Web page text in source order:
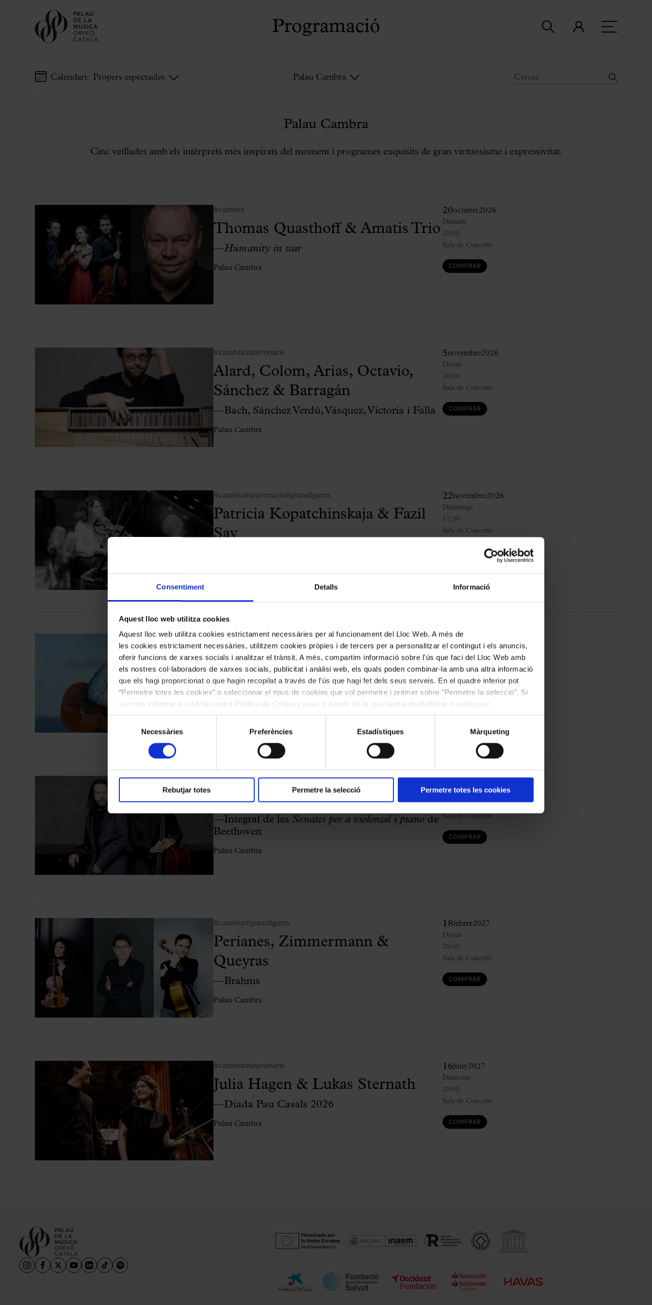
Consentiment Detalls Informació
Aquest lloc web utilitza cookies
Aquest lloc web utilitza cookies estrictament necessàries per al funcionament del Lloc Web. A més de
les cookies estrictament necessàries, utilitzem cookies pròpies i de tercers per a personalitzar el contingut i els anuncis,
oferir funcions de xarxes socials i analitzar el trànsit. A més, compartim informació sobre l'ús que faci del Lloc Web amb
els nostres col·laboradors de xarxes socials, publicitat i anàlisi web, els quals poden combinar-la amb una altra informació
que els hagi proporcionat o que hagin recopilat a través de l'ús que hagi fet dels seus serveis. En el quadre inferior pot
“Permetre totes les cookies” o seleccionar el tipus de cookies que vol permetre i prémer sobre "Permetre la selecció". Si
vol més informació visiti la nostra Política de Cookies aquí
, a través de la qual podrà deshabilitar o configurar
les cookies en qualsevol moment.
de
consentiment
Necessàries Preferències Estadístiques Màrqueting
Rebutjar totes Permetre la selecció Permetre totes les cookies
Activitats complementàries
Totes les temporades
Aula Palau
Descomptes i promocions
Programes de mà
Condicions i normativa
Programació
Calendari: Propers espectacles Palau Cambra
Palau Cambra
Cinc vetllades amb els intèrprets més inspirats del moment i programes exquisits de gran virtuosisme i expressivitat.
#cambra
Thomas Quasthoff & Amatis Trio
—Humanity in war
Palau Cambra
20octubre2026
20:00
Dimarts
Sala de Concerts
COMPRAR
#cambra#aniversaris
Alard, Colom, Arias, Octavio,
Sánchez & Barragán
—Bach, Sánchez Verdú, Vásquez, Victoria i Falla
Palau Cambra
5novembre2026
20:00
Dijous
Sala de Concerts
COMPRAR
#cambra#aniversaris#gransfigures
Patricia Kopatchinskaja & Fazil
Say
22novembre2026
17:30
Diumenge
Sala de Concerts
#cambra#patrimonicatalà
Pablo Sainz-Villegas
—Villa-Lobos, Coll, Bach, Turina, Barrios-
Mangoré i Albéniz
Palau Cambra
26 gener
20:00
Dimarts
Sala de Concerts
COMPRAR
#cambra#aniversaris#gransfigures
Gautier Capuçon & Frank Braley
—Integral de les Sonates per a violoncel i piano de
Beethoven
Palau Cambra
20:00
Dijous
Sala de Concerts
COMPRAR
#cambra#gransfigures
Perianes, Zimmermann &
Queyras
—Brahms
Palau Cambra
18febrer2027
20:00
Dijous
Sala de Concerts
COMPRAR
#cambra#aniversaris
Julia Hagen & Lukas Sternath
—Diada Pau Casals 2026
Palau Cambra
16juny2027
20:00
Dimecres
Sala de Concerts
COMPRAR